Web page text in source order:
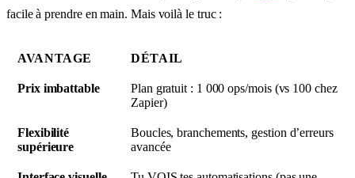
facile à prendre en main. Mais voilà le truc :
AVANTAGE DÉTAIL
Prix imbattable
Plan gratuit : 1 000 ops/mois (vs 100 chez
Zapier)
Flexibilité
supérieure
Boucles, branchements, gestion d’erreurs
avancée